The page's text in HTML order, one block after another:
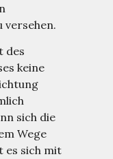
versehen.
des
keine
sich die
Wege
es sich mit